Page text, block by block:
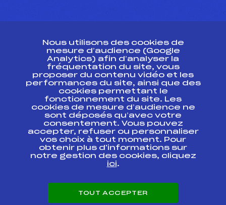
Ressources
Pass’Neige
Projet sportif fédéral
Projet de performance fédéral
Antidopage
Pôle Développement, Formation, Suivi
Scientifique
Listes ministérielles
Pôle vie de l’athlète
Enseignement professionnel
Carrières
Nous utilisons des cookies de
mesure d’audience (Google
Analytics) afin d’analyser la
fréquentation du site, vous
proposer du contenu vidéo et les
performances du site, ainsi que des
cookies permettant le
fonctionnement du site. Les
cookies de mesure d’audience ne
sont déposés qu’avec votre
consentement. Vous pouvez
accepter, refuser ou personnaliser
vos choix à tout moment. Pour
obtenir plus d'informations sur
notre gestion des cookies, cliquez
ici.
TOUT ACCEPTER